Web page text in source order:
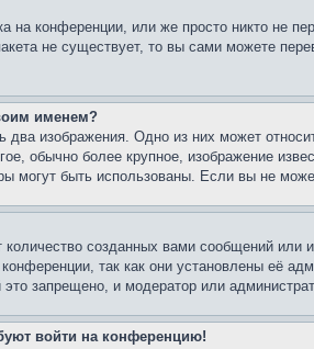
на конференции, или же просто никто не
не существует, то вы сами можете
именем?
два изображения. Одно из них может
обычно более крупное, изображение
могут быть использованы. Если вы не
созданных вами сообщений
так как они установлены её
запрещено, и модератор или
войти на конференцию!